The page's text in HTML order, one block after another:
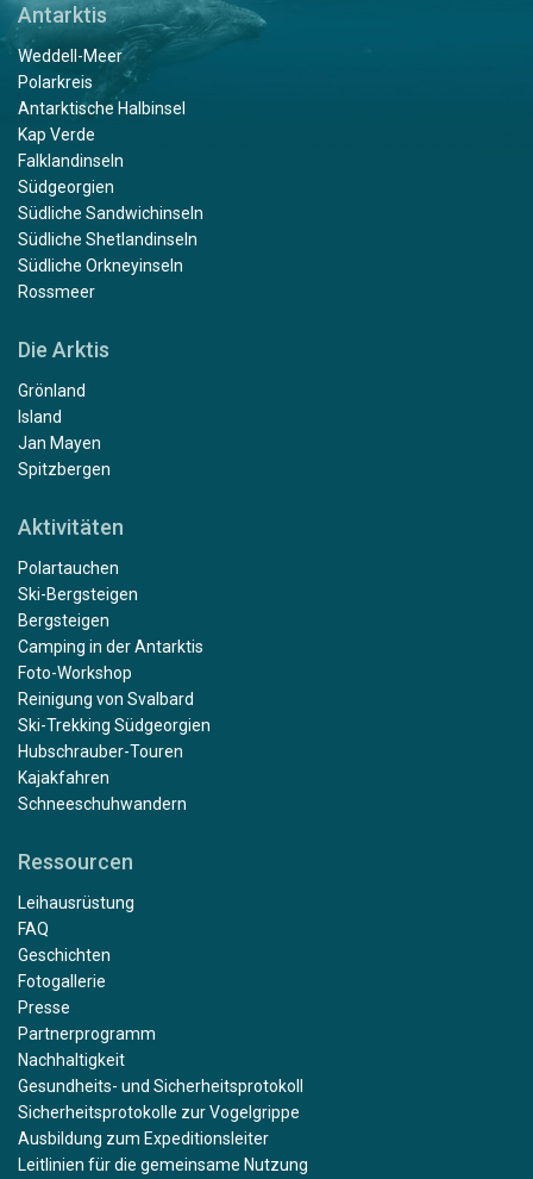
Antarktis
Weddell-Meer
Polarkreis
Antarktische Halbinsel
Kap Verde
Falklandinseln
Südgeorgien
Südliche Sandwichinseln
Südliche Shetlandinseln
Südliche Orkneyinseln
Rossmeer
Die Arktis
Grönland
Island
Jan Mayen
Spitzbergen
Aktivitäten
Polartauchen
Ski-Bergsteigen
Bergsteigen
Camping in der Antarktis
Foto-Workshop
Reinigung von Svalbard
Ski-Trekking Südgeorgien
Hubschrauber-Touren
Kajakfahren
Schneeschuhwandern
Ressourcen
Leihausrüstung
FAQ
Geschichten
Fotogallerie
Presse
Partnerprogramm
Nachhaltigkeit
Gesundheits- und Sicherheitsprotokoll
Sicherheitsprotokolle zur Vogelgrippe
Ausbildung zum Expeditionsleiter
Leitlinien für die gemeinsame Nutzung